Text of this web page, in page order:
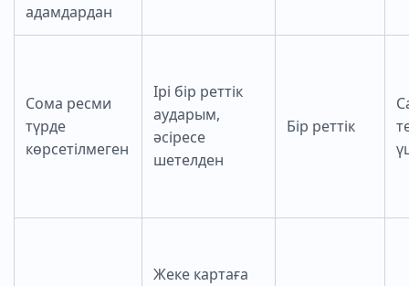
адамдардан
Сома ресми
түрде
көрсетілмеген
Ірі бір реттік
аударым,
әсіресе
шетелден
Бір реттік
Жеке картаға